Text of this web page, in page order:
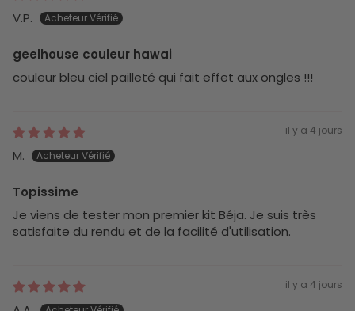
V.P.
geelhouse couleur hawai
couleur bleu ciel pailleté qui fait effet aux ongles !!!
il y a 4 jours
M.
Topissime
Je viens de tester mon premier kit Béja. Je suis très
satisfaite du rendu et de la facilité d'utilisation.
il y a 4 jours